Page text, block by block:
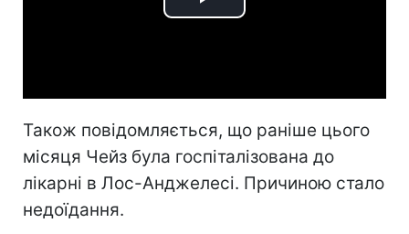
Play
Також повідомляється, що раніше цього
місяця Чейз була госпіталізована до
лікарні в Лос-Анджелесі. Причиною стало
недоїдання.